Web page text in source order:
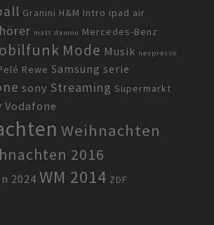
Granini H&M Intro ipad air
matt damon Mercedes-Benz
Mode Musik nespresso
Rewe Samsung serie
sony Streaming Supermarkt
Vodafone
Weihnachten
2016
2024 WM 2014 ZDF